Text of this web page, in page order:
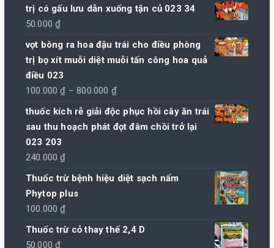
trị có gấu lưu dẫn xuống tận củ 023 34
50.000₫
vọt bông ra hoa đậu trái cho điều phòng
trị bọ xít muỗi diệt muỗi tấn công hoa quả
điều 023
100.000₫ – 800.000 ₫Khoảng
từ
thuốc kích rễ giải độc phục hồi cây ăn trái
sau thu hoạch phát đọt đâm chồi trở lại
023 203
240.000₫
Thuốc trừ bệnh hiệu diệt sạch nấm
Phytop plus
100.000₫
Thuốc trừ cỏ thay thế 2,4 D
50.000₫